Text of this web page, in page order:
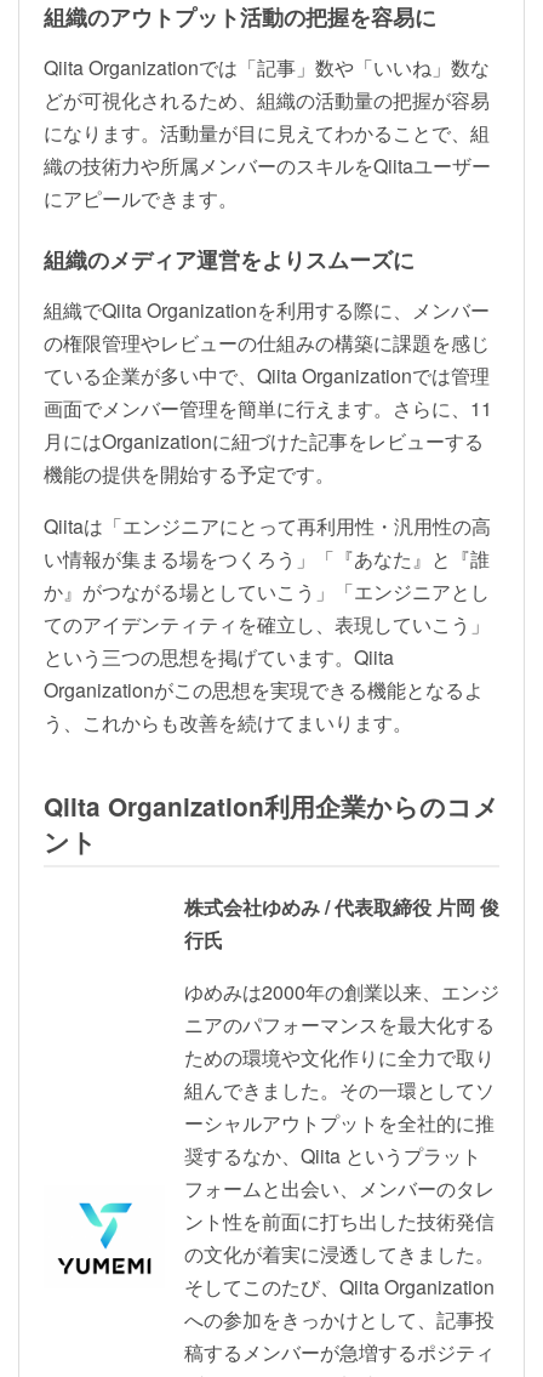
組織のアウトプット活動の把握を容易に
Qiita Organizationでは「記事」数や「いいね」数な
どが可視化されるため、組織の活動量の把握が容易
になります。活動量が目に見えてわかることで、組
織の技術力や所属メンバーのスキルをQiitaユーザー
にアピールできます。
組織のメディア運営をよりスムーズに
組織でQiita Organizationを利用する際に、メンバー
の権限管理やレビューの仕組みの構築に課題を感じ
ている企業が多い中で、Qiita Organizationでは管理
画面でメンバー管理を簡単に行えます。さらに、11
月にはOrganizationに紐づけた記事をレビューする
機能の提供を開始する予定です。
Qiitaは「エンジニアにとって再利用性・汎用性の高
い情報が集まる場をつくろう」「『あなた』と『誰
か』がつながる場としていこう」「エンジニアとし
てのアイデンティティを確立し、表現していこう」
という三つの思想を掲げています。Qiita
Organizationがこの思想を実現できる機能となるよ
う、これからも改善を続けてまいります。
Qiita Organization利用企業からのコメ
ント
株式会社ゆめみ / 代表取締役 片岡 俊
行氏
ゆめみは2000年の創業以来、エンジ
ニアのパフォーマンスを最大化する
ための環境や文化作りに全力で取り
組んできました。その一環としてソ
ーシャルアウトプットを全社的に推
奨するなか、Qiita というプラット
フォームと出会い、メンバーのタレ
ント性を前面に打ち出した技術発信
の文化が着実に浸透してきました。
そしてこのたび、Qiita Organization
への参加をきっかけとして、記事投
稿するメンバーが急増するポジティ